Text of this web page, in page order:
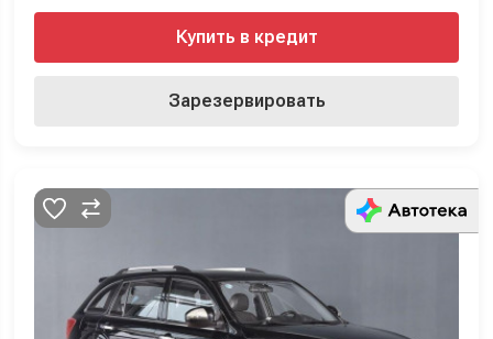
Купить в кредит
Зарезервировать